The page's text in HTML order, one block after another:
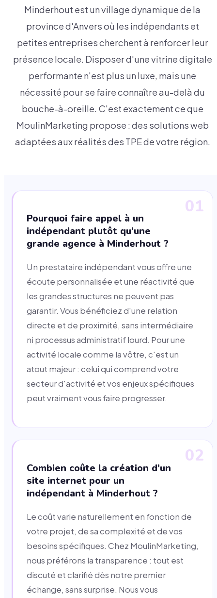
Minderhout est un village dynamique de la
province d'Anvers où les indépendants et
petites entreprises cherchent à renforcer leur
présence locale. Disposer d'une vitrine digitale
performante n'est plus un luxe, mais une
nécessité pour se faire connaître au-delà du
bouche-à-oreille. C'est exactement ce que
MoulinMarketing propose : des solutions web
adaptées aux réalités des TPE de votre région.
01
Pourquoi faire appel à un
indépendant plutôt qu'une
grande agence à Minderhout ?
Un prestataire indépendant vous offre une
écoute personnalisée et une réactivité que
les grandes structures ne peuvent pas
garantir. Vous bénéficiez d'une relation
directe et de proximité, sans intermédiaire
ni processus administratif lourd. Pour une
activité locale comme la vôtre, c'est un
atout majeur : celui qui comprend votre
secteur d'activité et vos enjeux spécifiques
peut vraiment vous faire progresser.
02
Combien coûte la création d'un
site internet pour un
indépendant à Minderhout ?
Le coût varie naturellement en fonction de
votre projet, de sa complexité et de vos
besoins spécifiques. Chez MoulinMarketing,
nous préférons la transparence : tout est
discuté et clarifié dès notre premier
échange, sans surprise. Nous vous